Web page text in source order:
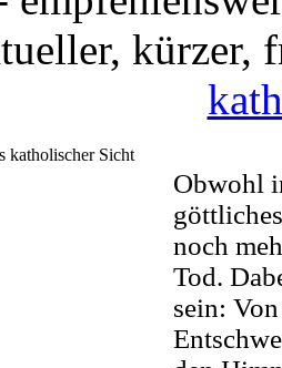
kürzer,
katholischer Sicht
Obwohl
noch
Tod.
sein: